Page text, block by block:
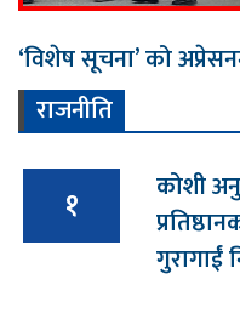
‘विशेष सूचना’ को
राजनीति
१
कोशी
गुरागाईं